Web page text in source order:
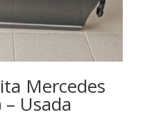
Mercedes
– Usada